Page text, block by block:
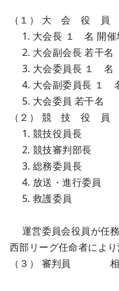
（１） 大 会 役 員
1. 大会長 １ 名 開
2. 大会副会長
3. 大会委員長
4. 大会副委員
5. 大会委員 若
（２） 競 技 役 員
1. 競技役員長
2. 競技審判部長
3. 総務委員長
4. 放送・進行委員
5. 救護委員
運営委員会役員が任
西部リーグ任命者により
（３） 審判員 相互